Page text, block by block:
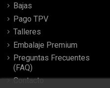
Bajas
Pago TPV
Talleres
Embalaje Premium
Preguntas Frecuentes
(FAQ)
Contacto